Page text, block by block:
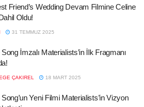
Friend’s Wedding Devam Filmine Celine
Oldu!
31 TEMMUZ 2025
İmzalı Materialists’in İlk Fragmanı
ÇAKIREL 18 MART 2025
Yeni Filmi Materialists’in Vizyon